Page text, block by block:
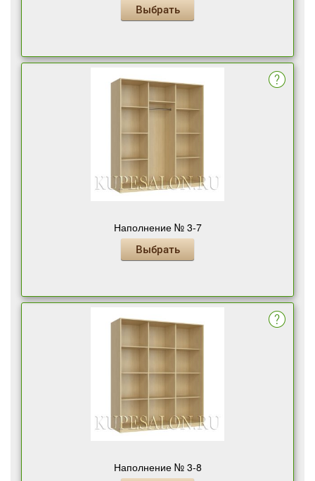
Выбрать
Наполнение № 3-7
Выбрать
Наполнение № 3-8